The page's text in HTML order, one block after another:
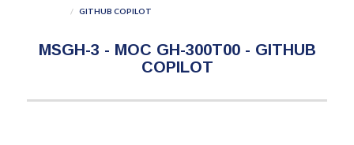
GITHUB COPILOT
MSGH-3 - MOC GH-300T00 - GITHUB
COPILOT